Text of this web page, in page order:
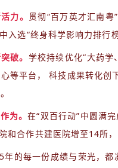
力。 贯彻“百万英才汇南粤
选“终身科学影响力排行
破。 学校持续优化“大药
等平台，
科技成果转化创
为。在“双百行动”中圆满
和合作共建医院增至14所
年的每一份成绩与荣光，都